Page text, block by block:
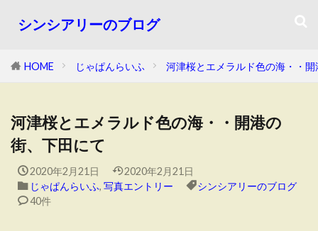
シンシアリーのブログ
HOME じゃぱんらいふ 河津桜とエメラルド色の海・・
河津桜とエメラルド色の海・・開港の
街、下田にて
2020年2月21日
2020年2月21日
じゃぱんらいふ, 写真エントリー
シンシアリーのブログ
40件